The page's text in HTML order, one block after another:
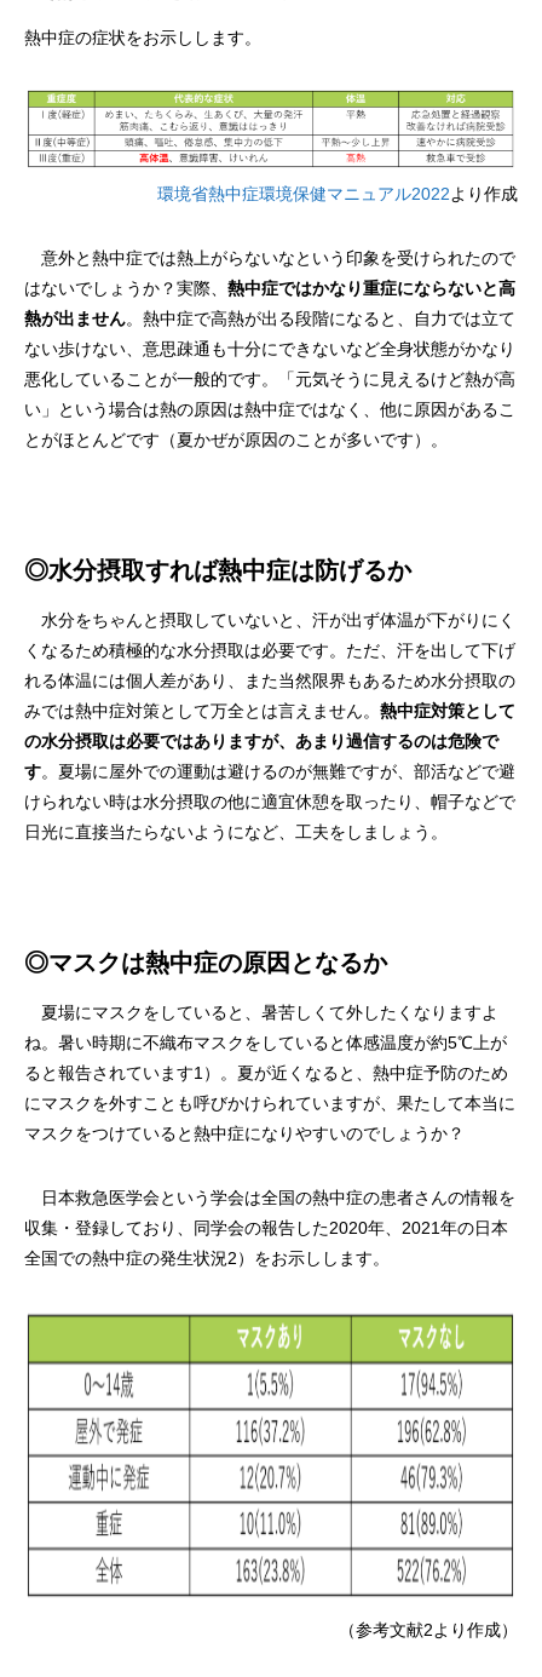
熱中症の症状をお示しします。
環境省熱中症環境保健マニュアル2022より作成
意外と熱中症では熱上がらないなという印象を受けられたので
はないでしょうか？実際、 熱中症ではかなり重症にならないと高
熱が出ません。熱中症で高熱が出る段階になると、自力では立て
ない歩けない、意思疎通も十分にできないなど全身状態がかなり
悪化していることが一般的です。「元気そうに見えるけど熱が高
い」という場合は熱の原因は熱中症ではなく、他に原因があるこ
とがほとんどです（夏かぜが原因のことが多いです）。
◎水分摂取すれば熱中症は防げるか
水分をちゃんと摂取していないと、汗が出ず体温が下がりにく
くなるため積極的な水分摂取は必要です。ただ、汗を出して下げ
れる体温には個人差があり、また当然限界もあるため水分摂取の
みでは熱中症対策として万全とは言えません。 熱中症対策として
の水分摂取は必要ではありますが、あまり過信するのは危険で
す。夏場に屋外での運動は避けるのが無難ですが、部活などで避
けられない時は水分摂取の他に適宜休憩を取ったり、帽子などで
日光に直接当たらないようになど、工夫をしましょう。
◎マスクは熱中症の原因となるか
夏場にマスクをしていると、暑苦しくて外したくなりますよ
ね。暑い時期に不織布マスクをしていると体感温度が約5℃上が
ると報告されています1）。夏が近くなると、熱中症予防のため
にマスクを外すことも呼びかけられていますが、果たして本当に
マスクをつけていると熱中症になりやすいのでしょうか？
日本救急医学会という学会は全国の熱中症の患者さんの情報を
収集・登録しており、同学会の報告した2020年、2021年の日本
全国での熱中症の発生状況2）をお示しします。
（参考文献2より作成）